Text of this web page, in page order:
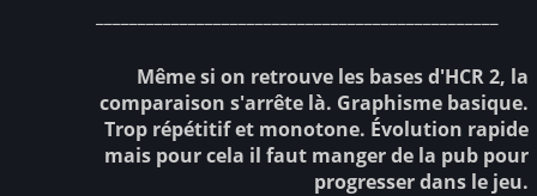
Même si on retrouve les bases d'HCR 2, la
comparaison s'arrête là. Graphisme basique.
Trop répétitif et monotone. Évolution rapide
mais pour cela il faut manger de la pub pour
progresser dans le jeu.